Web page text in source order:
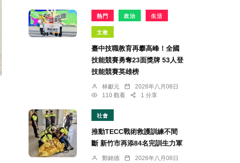
熱門 政治 生活
文教
臺中技職教育再攀高峰！全國
技能競賽勇奪23面獎牌 53人登
技能競賽英雄榜
林獻元
2026年八月08日
110 觀看
1 分享
社會
推動TECC戰術救護訓練不間
斷 新竹市再添84名完訓生力軍
鄭銘德
2026年八月08日